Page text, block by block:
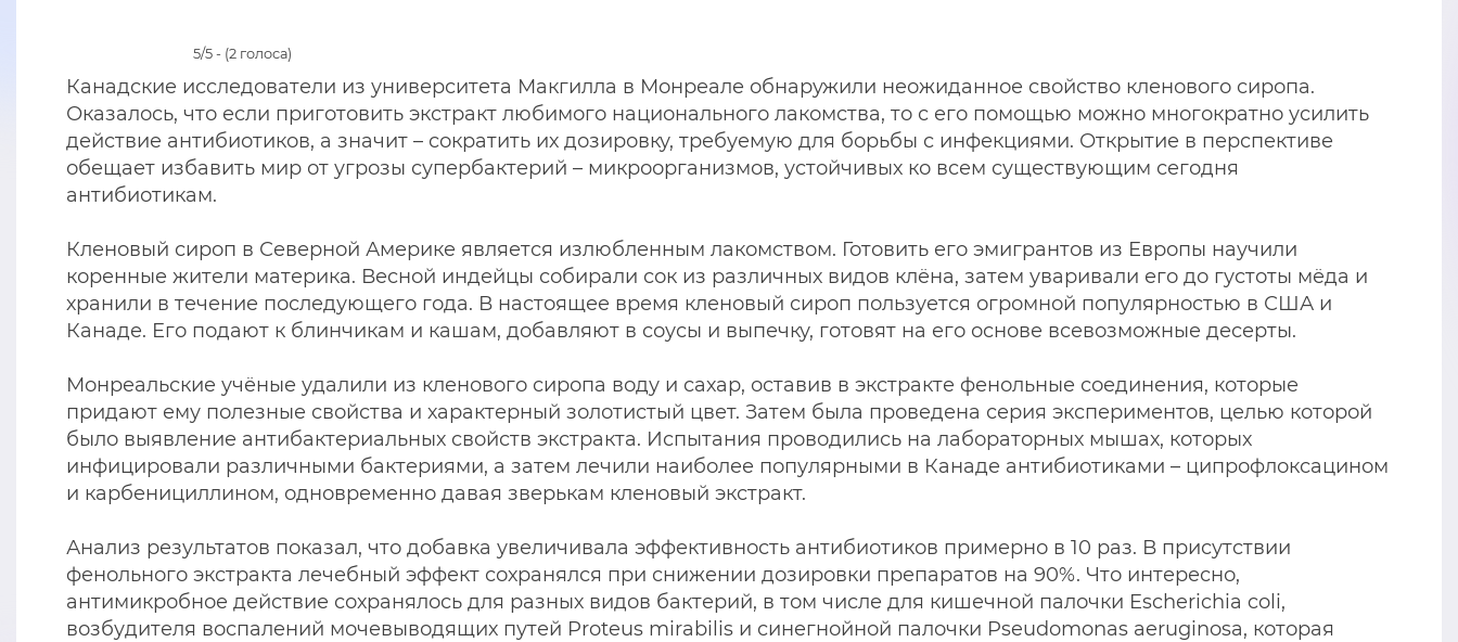
5/5 - (2 голоса)
Канадские исследователи из университета Макгилла в Монреале обнаружили неожиданное свойство кленового сиропа.
Оказалось, что если приготовить экстракт любимого национального лакомства, то с его помощью можно многократно усилить
действие антибиотиков, а значит – сократить их дозировку, требуемую для борьбы с инфекциями. Открытие в перспективе
обещает избавить мир от угрозы супербактерий – микроорганизмов, устойчивых ко всем существующим сегодня
антибиотикам.
Кленовый сироп в Северной Америке является излюбленным лакомством. Готовить его эмигрантов из Европы научили
коренные жители материка. Весной индейцы собирали сок из различных видов клёна, затем уваривали его до густоты мёда и
хранили в течение последующего года. В настоящее время кленовый сироп пользуется огромной популярностью в США и
Канаде. Его подают к блинчикам и кашам, добавляют в соусы и выпечку, готовят на его основе всевозможные десерты.
Монреальские учёные удалили из кленового сиропа воду и сахар, оставив в экстракте фенольные соединения, которые
придают ему полезные свойства и характерный золотистый цвет. Затем была проведена серия экспериментов, целью которой
было выявление антибактериальных свойств экстракта. Испытания проводились на лабораторных мышах, которых
инфицировали различными бактериями, а затем лечили наиболее популярными в Канаде антибиотиками – ципрофлоксацином
и карбенициллином, одновременно давая зверькам кленовый экстракт.
Анализ результатов показал, что добавка увеличивала эффективность антибиотиков примерно в 10 раз. В присутствии
фенольного экстракта лечебный эффект сохранялся при снижении дозировки препаратов на 90%. Что интересно,
антимикробное действие сохранялось для разных видов бактерий, в том числе для кишечной палочки Escherichia coli,
возбудителя воспалений мочевыводящих путей Proteus mirabilis и синегнойной палочки Pseudomonas aeruginosa, которая